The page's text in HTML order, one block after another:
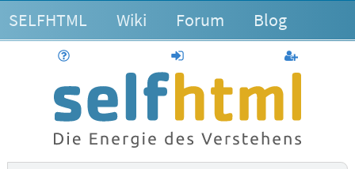
SELFHTML Wiki Forum Blog
anmelden